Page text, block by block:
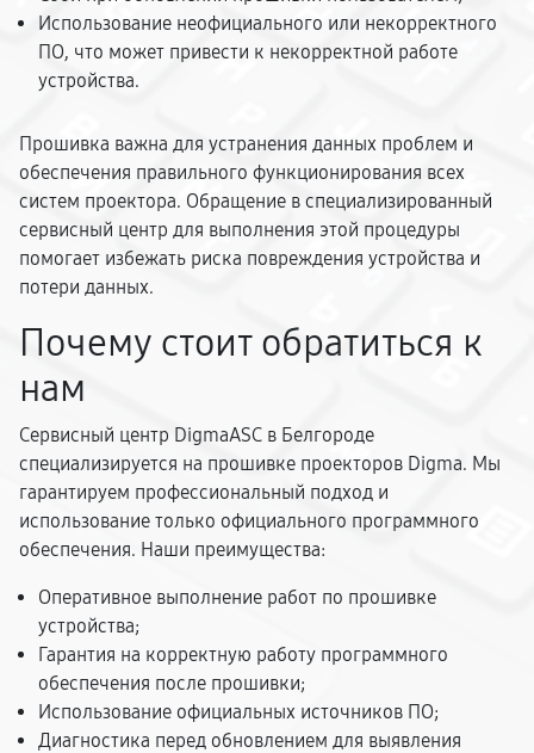
Использование неофициального или некорректного
ПО, что может привести к некорректной работе
устройства.
Прошивка важна для устранения данных проблем и
обеспечения правильного функционирования всех
систем проектора. Обращение в специализированный
сервисный центр для выполнения этой процедуры
помогает избежать риска повреждения устройства и
потери данных.
Почему стоит обратиться к
нам
Сервисный центр DigmaASC в Белгороде
специализируется на прошивке проекторов Digma. Мы
гарантируем профессиональный подход и
использование только официального программного
обеспечения. Наши преимущества:
Оперативное выполнение работ по прошивке
устройства;
Гарантия на корректную работу программного
обеспечения после прошивки;
Использование официальных источников ПО;
Диагностика перед обновлением для выявления